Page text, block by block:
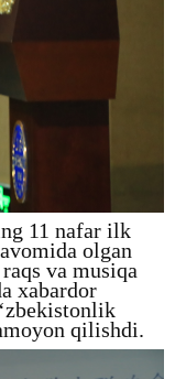
11 nafar ilk
olgan
va musiqa
xabardor
qilishdi.